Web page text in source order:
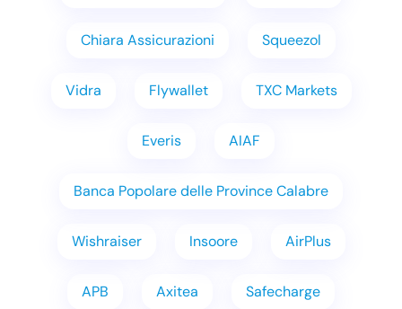
Chiara Assicurazioni Squeezol
Vidra Flywallet TXC Markets
Everis AIAF
Banca Popolare delle Province Calabre
Wishraiser Insoore AirPlus
APB Axitea Safecharge